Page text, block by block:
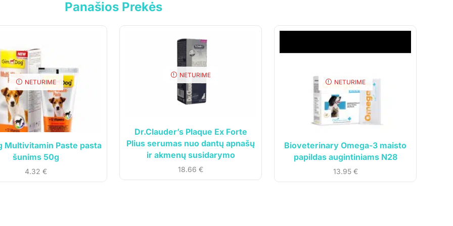
Panašios Prekės
NETURIME
Multivitamin Paste pasta
šunims 50g
4.32 €
NETURIME
Dr.Clauder’s Plaque Ex Forte
Plius serumas nuo dantų apnašų
ir akmenų susidarymo
18.66 €
NETURIME
Bioveterinary Omega-3 maisto
papildas augintiniams N28
13.95 €
taisyklės
politika
sąlygos
Siuntos sekimas